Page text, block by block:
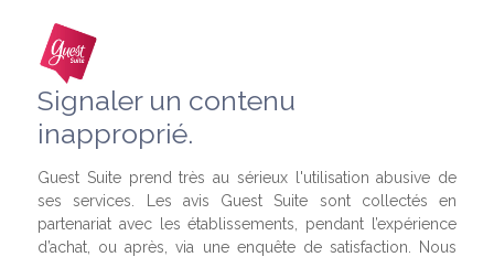
Signaler un contenu
inapproprié.
Guest Suite prend très au sérieux l'utilisation abusive de
ses services. Les avis Guest Suite sont collectés en
partenariat avec les établissements, pendant l’expérience
d’achat, ou après, via une enquête de satisfaction. Nous